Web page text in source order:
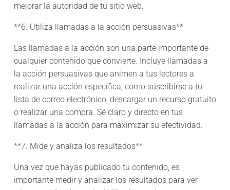
mejorar la autoridad de tu sitio web.
**6. Utiliza llamadas a la acción persuasivas**
Las llamadas a la acción son una parte importante de
cualquier contenido que convierte. Incluye llamadas a
la acción persuasivas que animen a tus lectores a
realizar una acción específica, como suscribirse a tu
lista de correo electrónico, descargar un recurso gratuito
o realizar una compra. Sé claro y directo en tus
llamadas a la acción para maximizar su efectividad.
**7. Mide y analiza los resultados**
Una vez que hayas publicado tu contenido, es
importante medir y analizar los resultados para ver